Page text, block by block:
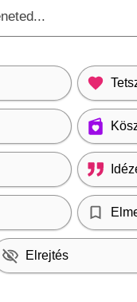
Elrejtés